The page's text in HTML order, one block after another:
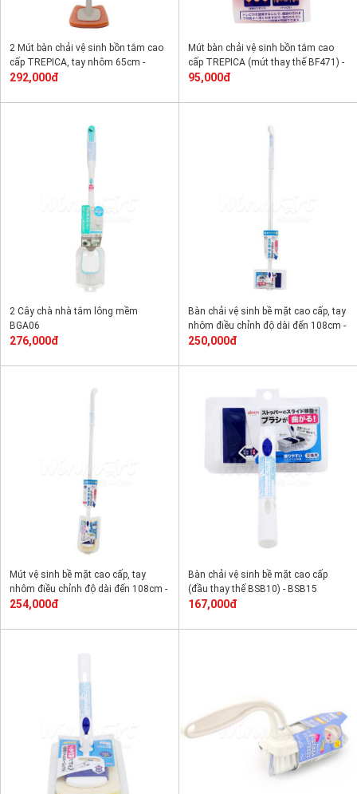
2 Mút bàn chải vệ sinh bồn tắm cao
cấp TREPICA, tay nhôm 65cm -
BF471
292,000đ
Mút bàn chải vệ sinh bồn tắm cao
cấp TREPICA (mút thay thế BF471) -
BF472
95,000đ
2 Cây chà nhà tắm lông mềm
BGA06
276,000đ
Bàn chải vệ sinh bề mặt cao cấp, tay
nhôm điều chỉnh độ dài đến 108cm -
BSB10
250,000đ
Mút vệ sinh bề mặt cao cấp, tay
nhôm điều chỉnh độ dài đến 108cm -
BSB11
254,000đ
Bàn chải vệ sinh bề mặt cao cấp
(đầu thay thế BSB10) - BSB15
167,000đ